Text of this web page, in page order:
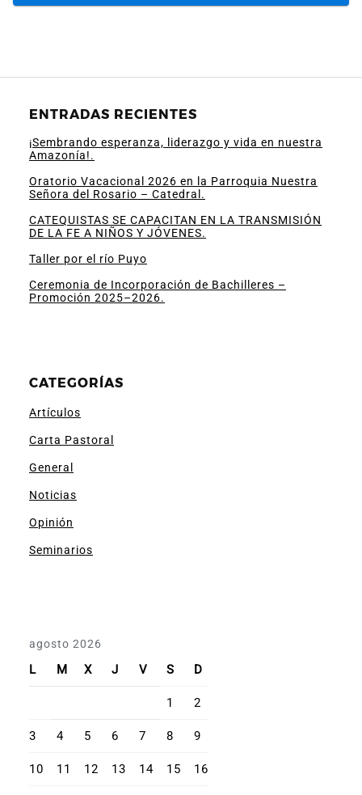
ENTRADAS RECIENTES
¡Sembrando esperanza, liderazgo y vida en nuestra
Amazonía!.
Oratorio Vacacional 2026 en la Parroquia Nuestra
Señora del Rosario – Catedral.
CATEQUISTAS SE CAPACITAN EN LA TRANSMISIÓN
DE LA FE A NIÑOS Y JÓVENES.
Taller por el río Puyo
Ceremonia de Incorporación de Bachilleres –
Promoción 2025–2026.
CATEGORÍAS
Artículos
Carta Pastoral
General
Noticias
Opinión
Seminarios
agosto 2026
L M X J V S D
1 2
3 4 5 6 7 8 9
10 11 12 13 14 15 16